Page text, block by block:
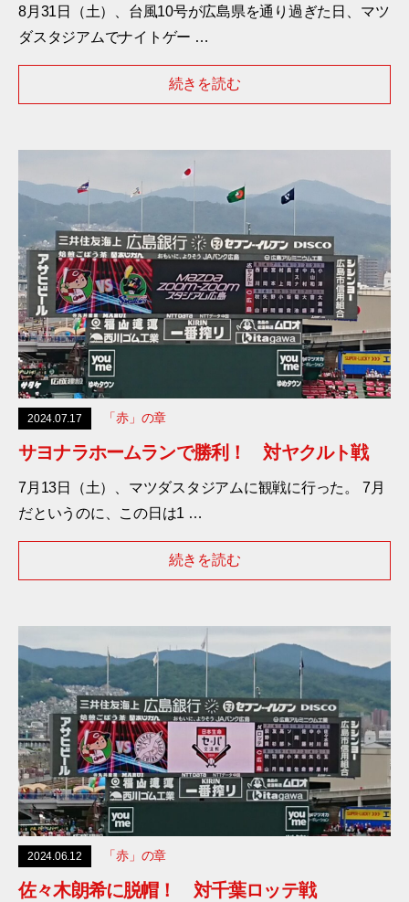
8月31日（土）、台風10号が広島県を通り過ぎた日、マツ
ダスタジアムでナイトゲー …
続きを読む
2024.07.17 「赤」の章
サヨナラホームランで勝利！ 対ヤクルト戦
7月13日（土）、マツダスタジアムに観戦に行った。 7月
だというのに、この日は1 …
続きを読む
2024.06.12 「赤」の章
佐々木朗希に脱帽！ 対千葉ロッテ戦